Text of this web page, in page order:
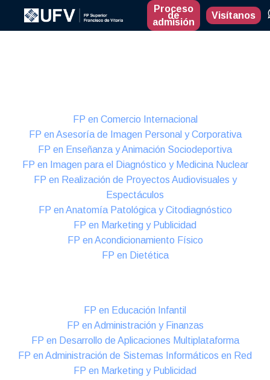
Proceso
de
admisión
Visítanos
FP en Comercio Internacional
FP en Asesoría de Imagen Personal y Corporativa
FP en Enseñanza y Animación Sociodeportiva
FP en Imagen para el Diagnóstico y Medicina Nuclear
FP en Realización de Proyectos Audiovisuales y
Espectáculos
FP en Anatomía Patológica y Citodiagnóstico
FP en Marketing y Publicidad
FP en Acondicionamiento Físico
FP en Dietética
FP en Educación Infantil
FP en Administración y Finanzas
FP en Desarrollo de Aplicaciones Multiplataforma
FP en Administración de Sistemas Informáticos en Red
FP en Marketing y Publicidad